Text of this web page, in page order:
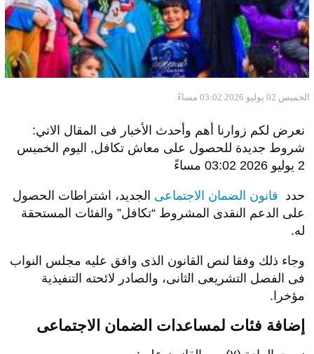
الخميس 02 يوليو 2026 03:02 مساءً
نعرض لكم زوارنا أهم وأحدث الأخبار فى المقال الاتي:
شروط جديدة للحصول على معاش تكافل, اليوم الخميس
2 يوليو 2026 03:02 مساءً
حدد قانون الضمان الاجتماعى الجديد، اشتراطات الحصول
على الدعم النقدى المشروط “تكافل” والفئات المستحقة
له.
وجاء ذلك وفقا لنص القانون الذى وافق عليه مجلس النواب
فى الفصل التشريعى الثانى، والصادر لائحته التنفيذية
مؤخرا.
إضافة فئات لمساعدات الضمان الاجتماعى